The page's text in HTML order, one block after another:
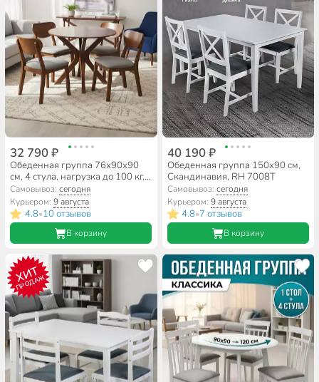
32 790 ₽
Обеденная группа 76х90х90
см, 4 стула, нагрузка до 100 кг,
Ретро, RH 7208T
Самовывоз:сегодня
Курьером:9 августа
4.8•10 отзывов
В корзину
40 190 ₽
Обеденная группа 150х90 см,
Скандинавия, RH 7008T
Самовывоз: сегодня
Курьером: 9 августа
4.8•7 отзывов
В корзину
ХИТ
ПРОДАЖ